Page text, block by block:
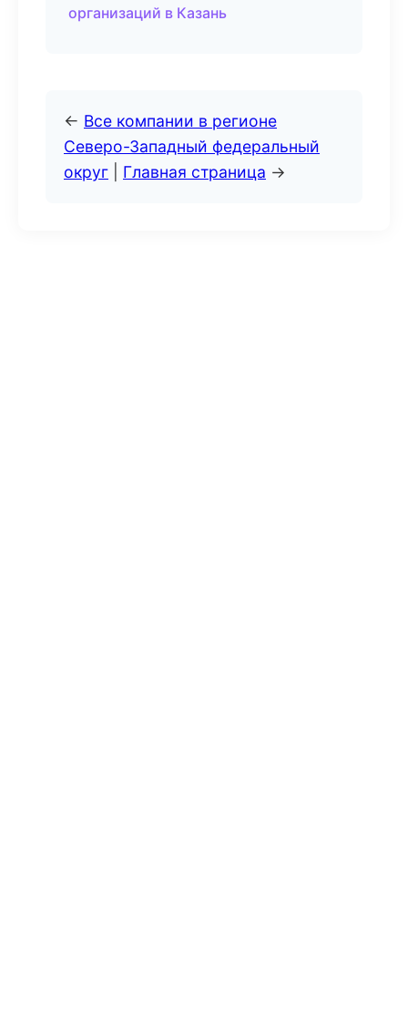
организаций в Казань
← Все компании в регионе
Северо-Западный федеральный
округ
Главная страница →